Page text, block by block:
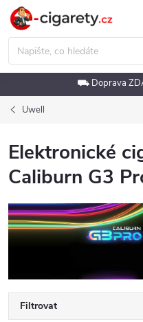
Přejít
obsah
⛟ Doprava
Uwell
Elektronické
Caliburn G3
Filtrovat